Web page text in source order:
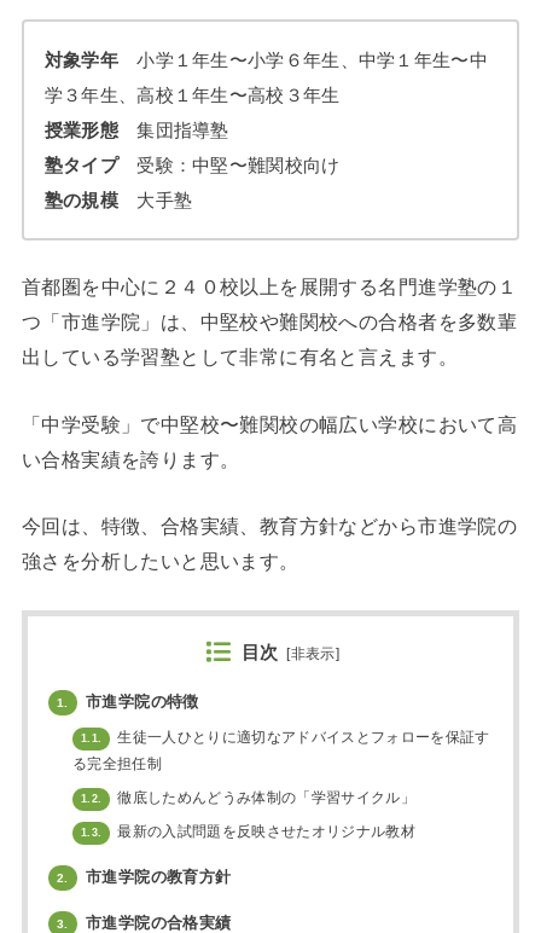
対象学年小学１年生〜小学６年生、中学１年生〜中
学３年生、高校１年生〜高校３年生
授業形態集団指導塾
塾タイプ受験：中堅〜難関校向け
塾の規模大手塾
首都圏を中心に２４０校以上を展開する名門進学塾の１
つ「市進学院」は、中堅校や難関校への合格者を多数輩
出している学習塾として非常に有名と言えます。
「中学受験」で中堅校〜難関校の幅広い学校において高
い合格実績を誇ります。
今回は、特徴、合格実績、教育方針などから市進学院の
強さを分析したいと思います。
目次 [非表示]
1. 市進学院の特徴
1.1.
生徒一人ひとりに適切なアドバイスとフォローを保証す
る完全担任制
1.2. 徹底しためんどうみ体制の「学習サイクル」
1.3. 最新の入試問題を反映させたオリジナル教材
2. 市進学院の教育方針
3. 市進学院の合格実績